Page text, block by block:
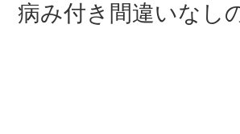
病み付き間違いなし